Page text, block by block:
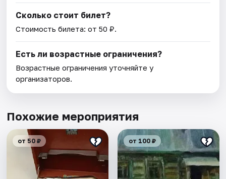
Сколько стоит билет?
Стоимость билета: от 50 ₽.
Есть ли возрастные ограничения?
Возрастные ограничения уточняйте у
организаторов.
Похожие мероприятия
от 50 ₽ от 100 ₽